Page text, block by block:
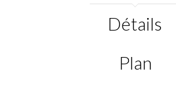
Détails
Plan